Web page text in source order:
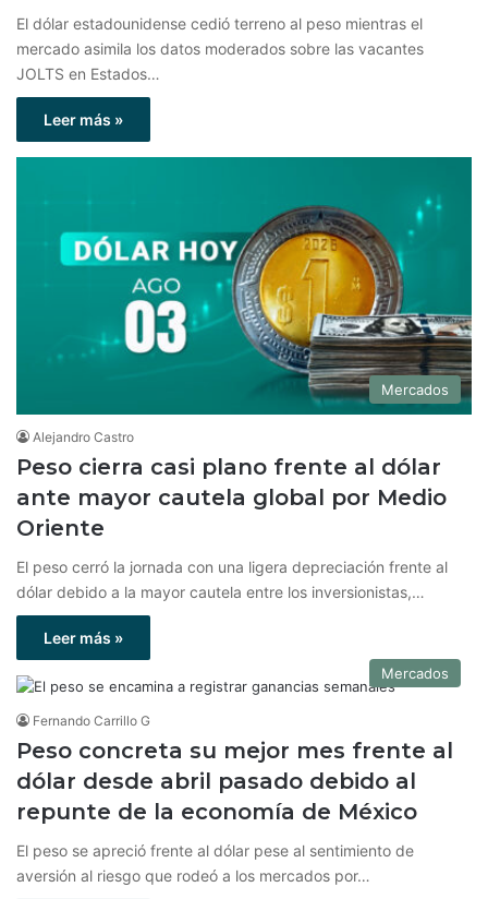
El dólar estadounidense cedió terreno al peso mientras el
mercado asimila los datos moderados sobre las vacantes
JOLTS en Estados…
Leer más »
Mercados
Alejandro Castro
Peso cierra casi plano frente al dólar
ante mayor cautela global por Medio
Oriente
El peso cerró la jornada con una ligera depreciación frente al
dólar debido a la mayor cautela entre los inversionistas,…
Leer más »
Mercados
Fernando Carrillo G
Peso concreta su mejor mes frente al
dólar desde abril pasado debido al
repunte de la economía de México
El peso se apreció frente al dólar pese al sentimiento de
aversión al riesgo que rodeó a los mercados por…